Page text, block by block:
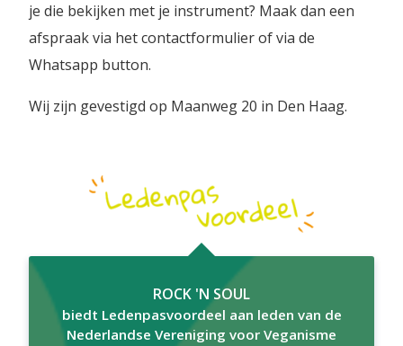
je die bekijken met je instrument? Maak dan een
afspraak via het contactformulier of via de
Whatsapp button.
Wij zijn gevestigd op Maanweg 20 in Den Haag.
ROCK 'N SOUL
biedt Ledenpasvoordeel aan leden van de
Nederlandse Vereniging voor Veganisme